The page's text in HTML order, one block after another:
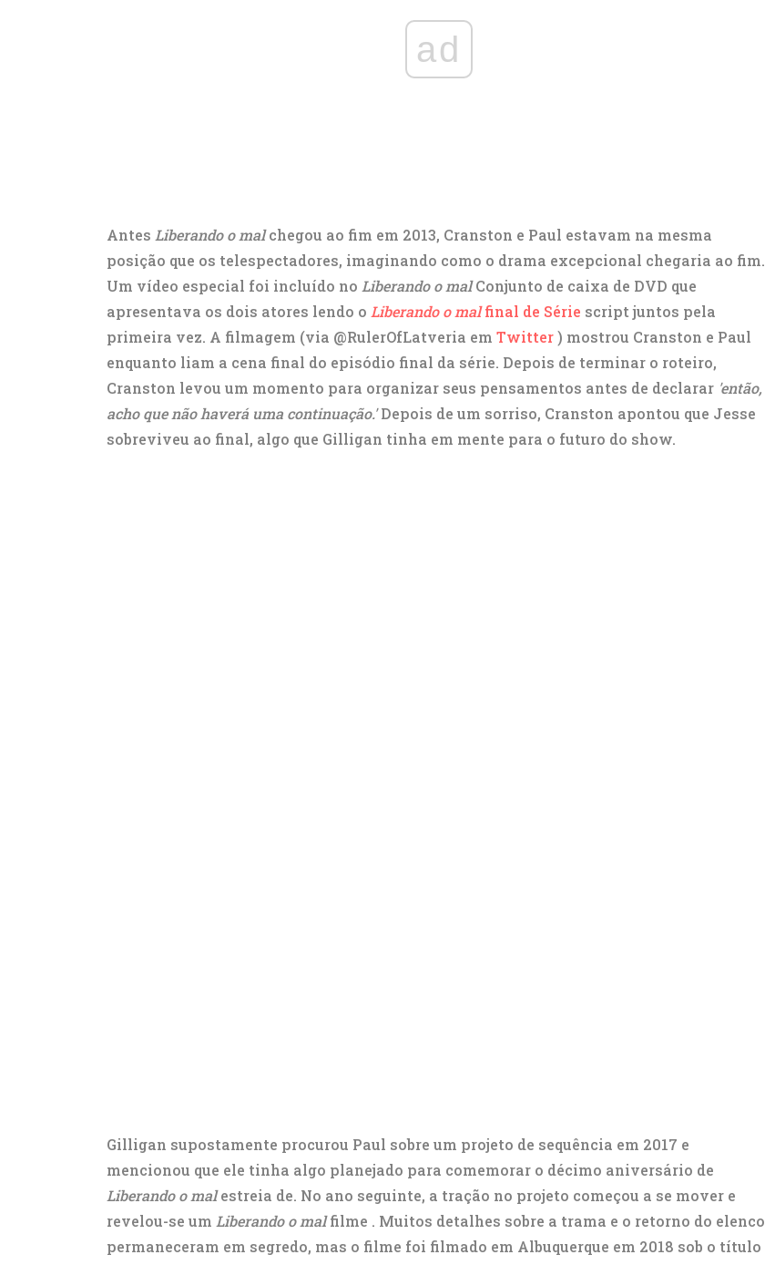
ad
Antes Liberando o malchegou ao fim em 2013, Cranston e Paul estavam na mesma
posição que os telespectadores, imaginando como o drama excepcional chegaria ao fim.
Um vídeo especial foi incluído no Liberando o malConjunto de caixa de DVD que
apresentava os dois atores lendo o Liberando o malfinal de Série script juntos pela
primeira vez. A filmagem (via @RulerOfLatveria em Twitter) mostrou Cranston e Paul
enquanto liam a cena final do episódio final da série. Depois de terminar o roteiro,
Cranston levou um momento para organizar seus pensamentos antes de declarar 'então,
acho que não haverá uma continuação.'Depois de um sorriso, Cranston apontou que Jesse
sobreviveu ao final, algo que Gilligan tinha em mente para o futuro do show.
Gilligan supostamente procurou Paul sobre um projeto de sequência em 2017 e
mencionou que ele tinha algo planejado para comemorar o décimo aniversário de
Liberando o malestreia de. No ano seguinte, a tração no projeto começou a se mover e
revelou-se um Liberando o malfilme . Muitos detalhes sobre a trama e o retorno do elenco
permaneceram em segredo, mas o filme foi filmado em Albuquerque em 2018 sob o título